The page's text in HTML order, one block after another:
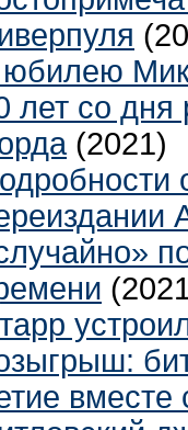
лет со
(2021)
вместе